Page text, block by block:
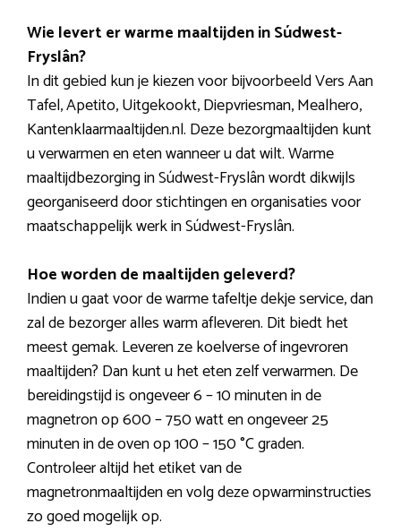
Wie levert er warme maaltijden in Súdwest-
Fryslân?
In dit gebied kun je kiezen voor bijvoorbeeld Vers Aan
Tafel, Apetito, Uitgekookt, Diepvriesman, Mealhero,
Kantenklaarmaaltijden.nl. Deze bezorgmaaltijden kunt
u verwarmen en eten wanneer u dat wilt. Warme
maaltijdbezorging in Súdwest-Fryslân wordt dikwijls
georganiseerd door stichtingen en organisaties voor
maatschappelijk werk in Súdwest-Fryslân.
Hoe worden de maaltijden geleverd?
Indien u gaat voor de warme tafeltje dekje service, dan
zal de bezorger alles warm afleveren. Dit biedt het
meest gemak. Leveren ze koelverse of ingevroren
maaltijden? Dan kunt u het eten zelf verwarmen. De
bereidingstijd is ongeveer 6 – 10 minuten in de
magnetron op 600 – 750 watt en ongeveer 25
minuten in de oven op 100 – 150 °C graden.
Controleer altijd het etiket van de
magnetronmaaltijden en volg deze opwarminstructies
zo goed mogelijk op.